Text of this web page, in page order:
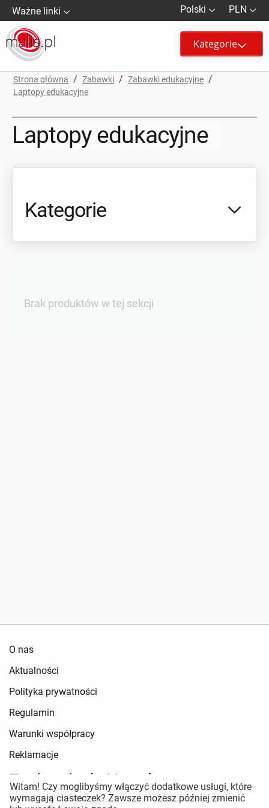
Ważne linki PLN
Polski
Kategorie
Strona główna / Zabawki / Zabawki edukacyjne /
Laptopy edukacyjne
Laptopy edukacyjne
Kategorie
Brak produktów w tej sekcji
O nas
Aktualności
Polityka prywatności
Regulamin
Warunki współpracy
Reklamacje
Zapisz się do Newslettera
Witam! Czy moglibyśmy włączyć dodatkowe usługi, które
wymagają ciasteczek? Zawsze możesz później zmienić